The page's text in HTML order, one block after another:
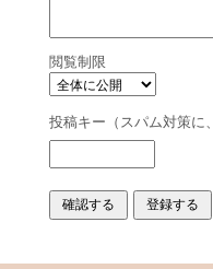
閲覧制限
投稿キー（スパム対策に、